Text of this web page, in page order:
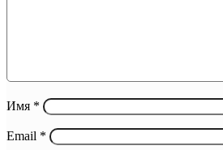
Имя *
Email *